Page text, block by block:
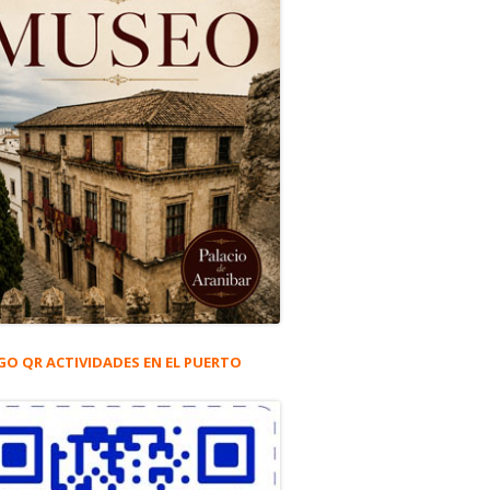
QR ACTIVIDADES EN EL PUERTO